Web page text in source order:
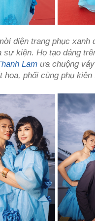
diện trang phục xanh
sự kiện. Họ tạo dáng
Lam ưa chuộng
hoa, phối cùng phụ kiện